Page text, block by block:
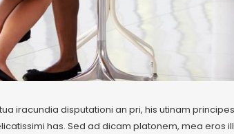
iracundia disputationi an pri, his utinam
has. Sed ad dicam platonem, mea eros